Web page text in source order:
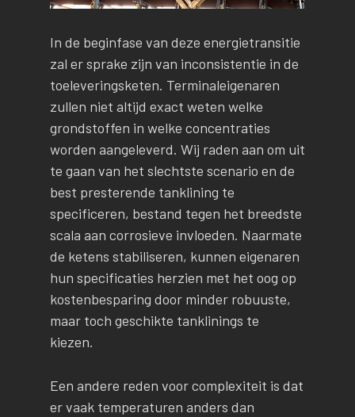
In de beginfase van deze energietransitie
zal er sprake zijn van inconsistentie in de
toeleveringsketen. Terminaleigenaren
zullen niet altijd exact weten welke
grondstoffen in welke concentraties
worden aangeleverd. Wij raden aan om uit
te gaan van het slechtste scenario en de
best presterende tanklining te
specificeren, bestand tegen het breedste
scala aan corrosieve invloeden. Naarmate
de ketens stabiliseren, kunnen eigenaren
hun specificaties herzien met het oog op
kostenbesparing door minder robuuste,
maar toch geschikte tanklinings te
kiezen.
Een andere reden voor complexiteit is dat
er vaak temperaturen anders dan